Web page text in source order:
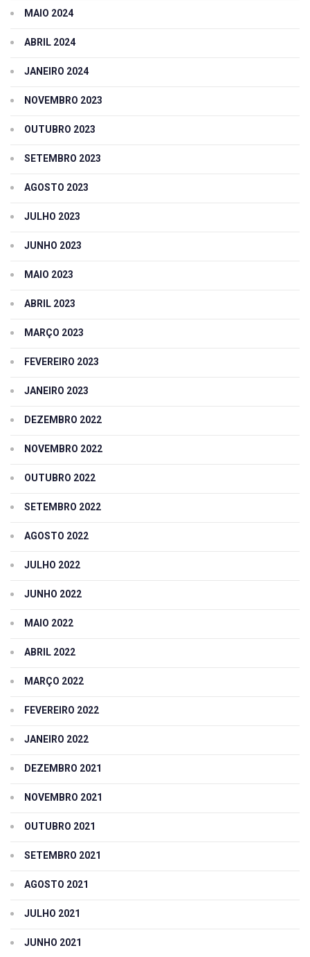
MAIO 2024
ABRIL 2024
JANEIRO 2024
NOVEMBRO 2023
OUTUBRO 2023
SETEMBRO 2023
AGOSTO 2023
JULHO 2023
JUNHO 2023
MAIO 2023
ABRIL 2023
MARÇO 2023
FEVEREIRO 2023
JANEIRO 2023
DEZEMBRO 2022
NOVEMBRO 2022
OUTUBRO 2022
SETEMBRO 2022
AGOSTO 2022
JULHO 2022
JUNHO 2022
MAIO 2022
ABRIL 2022
MARÇO 2022
FEVEREIRO 2022
JANEIRO 2022
DEZEMBRO 2021
NOVEMBRO 2021
OUTUBRO 2021
SETEMBRO 2021
AGOSTO 2021
JULHO 2021
JUNHO 2021